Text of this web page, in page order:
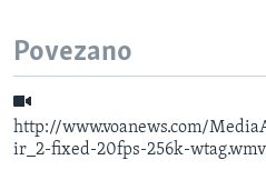
Povezano
http://www.voanews.com/
ir_2-fixed-20fps-256k-wtag.wmv